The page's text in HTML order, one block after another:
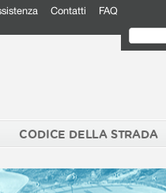
Contatti FAQ
CODICE DELLA STRADA